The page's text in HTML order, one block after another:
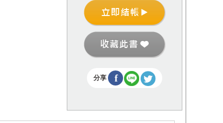
分享 f